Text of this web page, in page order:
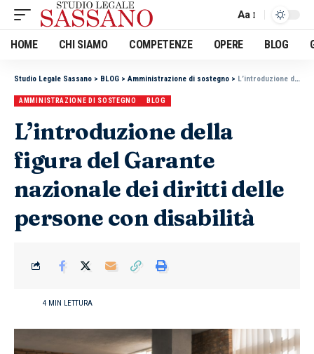
Aa
HOME CHI SIAMO COMPETENZE OPERE BLOG
Studio Legale Sassano > BLOG > Amministrazione di sostegno > L’introduzione della figura del Garante nazionale dei diritti delle persone con disabilità
AMMINISTRAZIONE DI SOSTEGNO BLOG
L’introduzione della
figura del Garante
nazionale dei diritti delle
persone con disabilità
4 MIN LETTURA